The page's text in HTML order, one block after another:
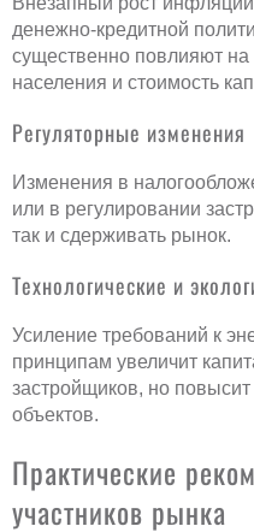
денежно-кредитной
существенно повлияют на
населения и стоимость
Регуляторные изменения
Изменения в
или в регулировании
так и сдерживать рынок.
Технологические и
Усиление требований к
принципам увеличит
застройщиков, но
объектов.
Практические
участников рынка